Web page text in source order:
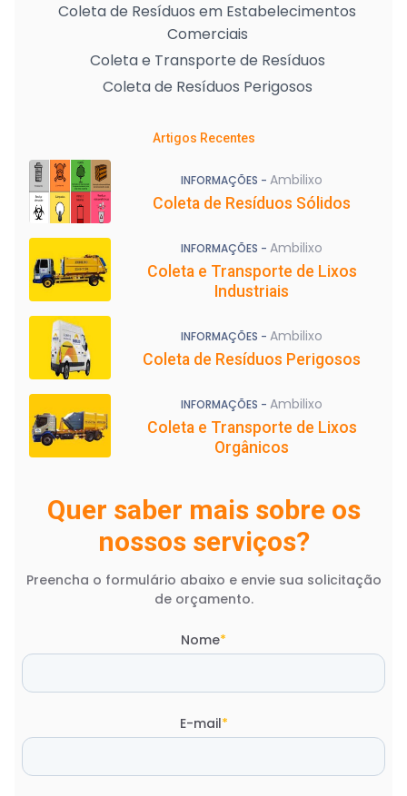
Coleta de Resíduos em Estabelecimentos
Comerciais
Coleta e Transporte de Resíduos
Coleta de Resíduos Perigosos
Artigos Recentes
INFORMAÇÕES - Ambilixo
Coleta de Resíduos Sólidos
INFORMAÇÕES - Ambilixo
Coleta e Transporte de Lixos
Industriais
INFORMAÇÕES - Ambilixo
Coleta de Resíduos Perigosos
INFORMAÇÕES - Ambilixo
Coleta e Transporte de Lixos
Orgânicos
Quer saber mais sobre os
nossos serviços?
Preencha o formulário abaixo e envie sua solicitação
de orçamento.
Nome*
E-mail*